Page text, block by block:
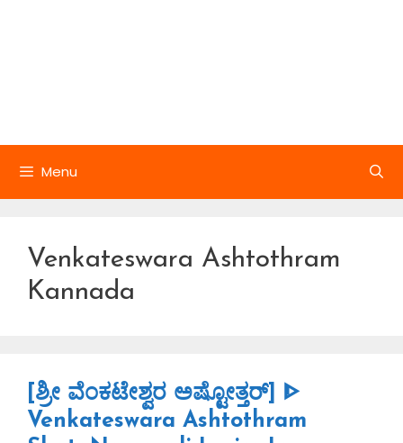
Menu
Venkateswara Ashtothram
Kannada
[ಶ್ರೀ ವೆಂಕಟೇಶ್ವರ ಅಷ್ಟೋತ್ತರ್] ᐈ
Venkateswara Ashtothram